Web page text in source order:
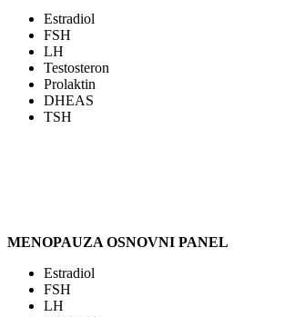
Estradiol
FSH
LH
Testosteron
Prolaktin
DHEAS
TSH
MENOPAUZA OSNOVNI PANEL
Estradiol
FSH
LH